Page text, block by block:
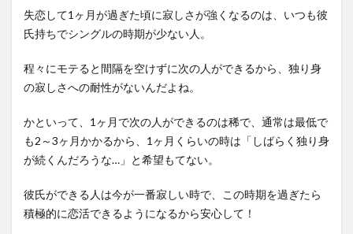
失恋して1ヶ月が過ぎた頃に寂しさが強くなるのは、いつも彼
氏持ちでシングルの時期が少ない人。
程々にモテると間隔を空けずに次の人ができるから、独り身
の寂しさへの耐性がないんだよね。
かといって、1ヶ月で次の人ができるのは稀で、通常は最低で
も2～3ヶ月かかるから、1ヶ月くらいの時は「しばらく独り身
が続くんだろうな…」と希望もてない。
彼氏ができる人は今が一番寂しい時で、この時期を過ぎたら
積極的に恋活できるようになるから安心して！